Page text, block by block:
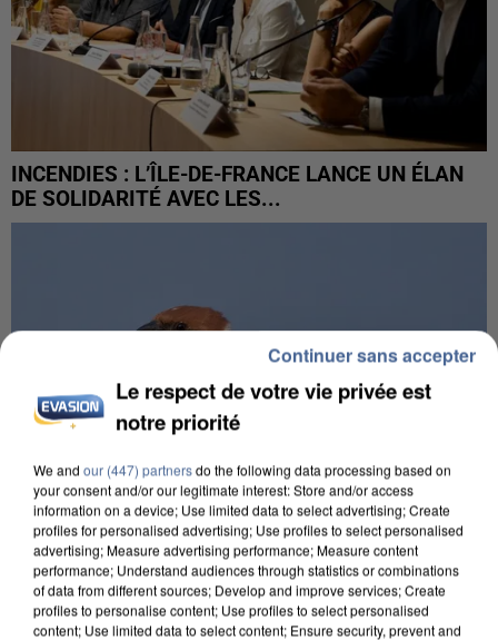
INCENDIES : L’ÎLE-DE-FRANCE LANCE UN ÉLAN
DE SOLIDARITÉ AVEC LES...
APRÈS TOUTES CES CANICULES, LES REFUGES
DE FAUNE SAUVAGE SONT...
Le respect de votre vie privée est
notre priorité
We and our (447) partnersdo the following data processing based on
your consent and/or our legitimate interest: Store and/or access
information on a device; Use limited data to select advertising; Create
profiles for personalised advertising; Use profiles to select personalised
advertising; Measure advertising performance; Measure content
performance; Understand audiences through statistics or combinations
of data from different sources; Develop and improve services; Create
profiles to personalise content; Use profiles to select personalised
content; Use limited data to select content; Ensure security, prevent and
Continuer sans accepter